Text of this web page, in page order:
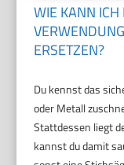
WIE KANN ICH
ERSETZEN?
Du kennst das
oder Metall
Stattdessen liegt
kannst du damit